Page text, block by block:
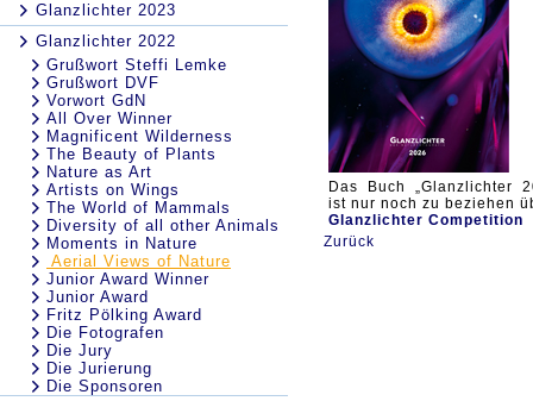
Glanzlichter 2023
Glanzlichter 2022
Grußwort Steffi Lemke
Grußwort DVF
Vorwort GdN
All Over Winner
Magnificent Wilderness
The Beauty of Plants
Nature as Art
Artists on Wings
The World of Mammals
Diversity of all other Animals
Moments in Nature
Aerial Views of Nature
Junior Award Winner
Junior Award
Fritz Pölking Award
Die Fotografen
Die Jury
Die Jurierung
Die Sponsoren
Das Buch „Glanzlichter
ist nur noch zu beziehen
Glanzlichter Competition
Zurück